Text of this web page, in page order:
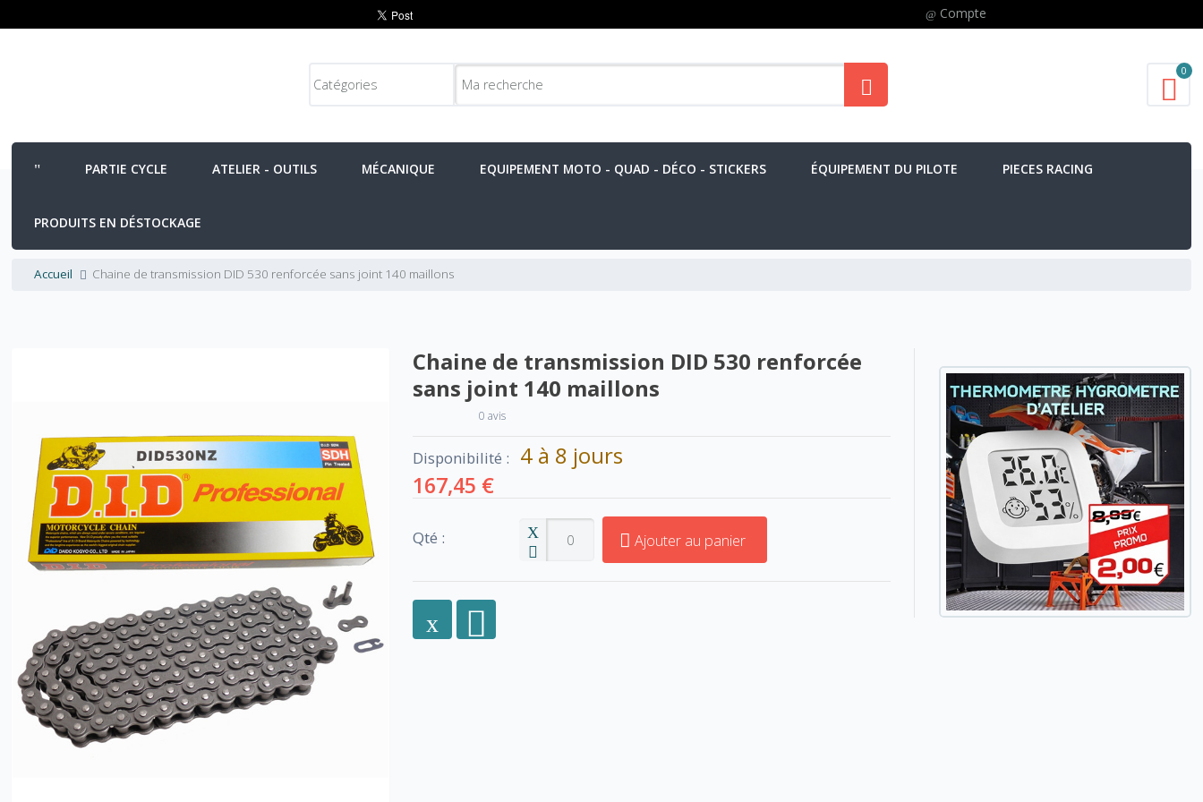
Compte
0
PARTIE CYCLE ATELIER - OUTILS MÉCANIQUE EQUIPEMENT MOTO - QUAD - DÉCO - STICKERS ÉQUIPEMENT DU PILOTE PIECES RACING
PRODUITS EN DÉSTOCKAGE
Accueil Chaine de transmission DID 530 renforcée sans joint 140 maillons
Chaine de transmission DID 530 renforcée
sans joint 140 maillons
0 avis
Disponibilité : 4 à 8 jours
167,45 €
Qté : Ajouter au panier